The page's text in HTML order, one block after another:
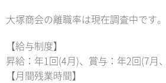
大塚商会の離職率は現在調査中です。
【給与制度】
昇給：年1回(4月)、賞与：年2回(7月
【月間残業時間】